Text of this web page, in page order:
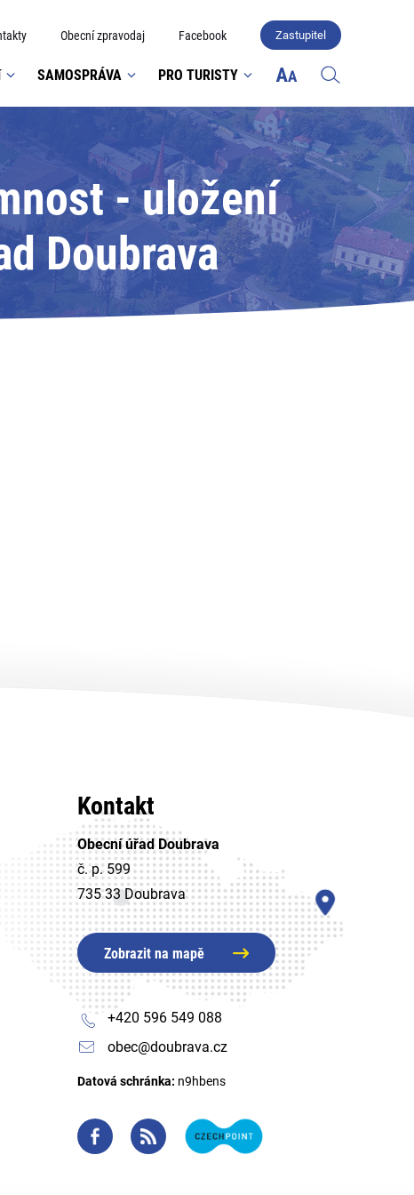
Obecní zpravodaj Facebook Zastupitel
SAMOSPRÁVA PRO TURISTY
- uložení
Doubrava
Kontakt
Obecní úřad Doubrava
č. p. 599
735 33 Doubrava
Zobrazit na mapě
+420 596 549 088
obec@doubrava.cz
Datová schránka: n9hbens